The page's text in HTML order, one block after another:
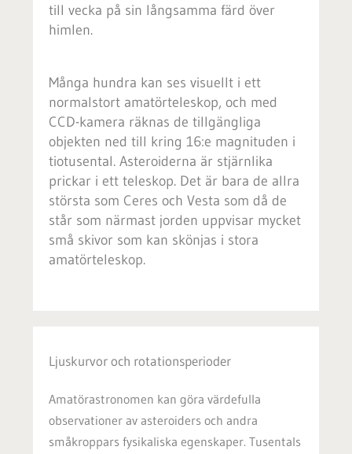
till vecka på sin långsamma färd över
himlen.
Många hundra kan ses visuellt i ett
normalstort amatörteleskop, och med
CCD-kamera räknas de tillgängliga
objekten ned till kring 16:e magnituden i
tiotusental. Asteroiderna är stjärnlika
prickar i ett teleskop. Det är bara de allra
största som Ceres och Vesta som då de
står som närmast jorden uppvisar mycket
små skivor som kan skönjas i stora
amatörteleskop.
Ljuskurvor och rotationsperioder
Amatörastronomen kan göra värdefulla
observationer av asteroiders och andra
småkroppars fysikaliska egenskaper. Tusentals